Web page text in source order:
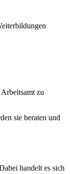
zu
sie beraten und
handelt es sich